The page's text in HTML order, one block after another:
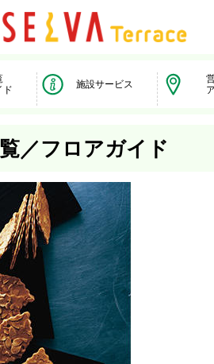
ド
施設サービス
／フロアガイド